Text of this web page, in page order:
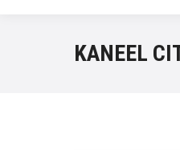
KANEEL